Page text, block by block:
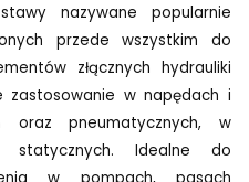
nazywane popularnie
przede wszystkim do
złącznych hydrauliki
zastosowanie w napędach i
oraz pneumatycznych, w
statycznych. Idealne do
w pompach, pasach